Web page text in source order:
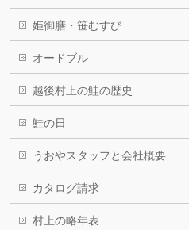
姫御膳・笹むすび
オードブル
越後村上の鮭の歴史
鮭の日
うおやスタッフと会社概要
カタログ請求
村上の略年表